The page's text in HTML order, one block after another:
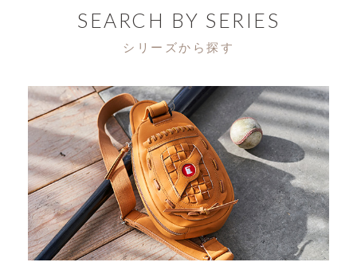
SEARCH BY SERIES
シリーズから探す